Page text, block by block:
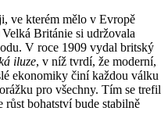
ve kterém mělo v Evropě
Británie si udržovala
V roce 1909 vydal britský
iluze, v níž tvrdí, že moderní,
ekonomiky činí každou válku
pro všechny. Tím se trefil
růst bohatství bude stabilně